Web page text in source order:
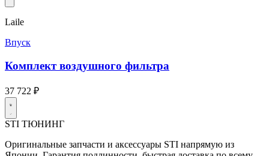
Laile
Впуск
Комплект воздушного фильтра
37 722 ₽
STI ТЮНИНГ
Оригинальные запчасти и аксессуары STI напрямую из